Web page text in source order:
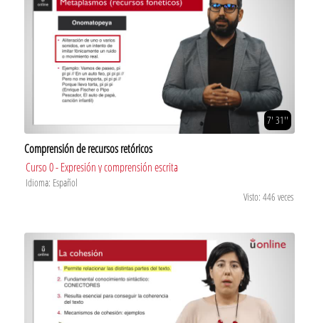
7' 31''
Comprensión de recursos retóricos
Curso 0 - Expresión y comprensión escrita
Idioma: Español
Visto: 446 veces